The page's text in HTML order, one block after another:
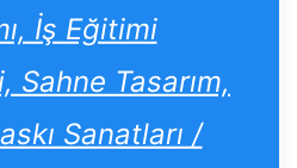
İş Eğitimi
Sahne Tasarım,
Sanatları /